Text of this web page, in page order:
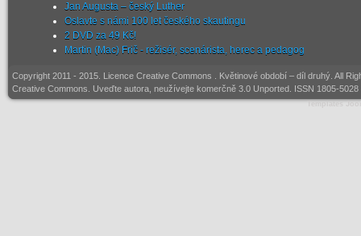
Jan Augusta – český Luther
Oslavte s námi 100 let českého skautingu
2 DVD za 49 Kč!
Martin (Mac) Frič - režisér, scenárista, herec a pedagog
Copyright 2011 - 2015. Licence Creative Commons
. Květinové období – díl druhý. All
Creative Commons. Uveďte autora, neužívejte komerčně 3.0 Unported. ISSN 1805-
Templates